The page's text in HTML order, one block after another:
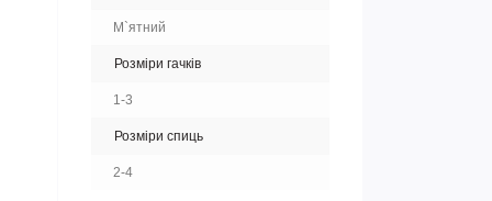
М`ятний
Розміри гачків
1-3
Розміри спиць
2-4